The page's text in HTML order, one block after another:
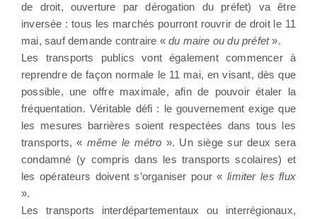
de droit, ouverture par dérogation du préfet) va être
inversée : tous les marchés pourront rouvrir de droit le 11
mai, sauf demande contraire «du maire ou du préfet».
Les transports publics vont également commencer à
reprendre de façon normale le 11 mai, en visant, dès que
possible, une offre maximale, afin de pouvoir étaler la
fréquentation. Véritable défi : le gouvernement exige que
les mesures barrières soient respectées dans tous les
transports, « même le métro ». Un siège sur deux sera
condamné (y compris dans les transports scolaires) et
les opérateurs doivent s’organiser pour «limiter les flux
».
Les transports interdépartementaux ou interrégionaux,